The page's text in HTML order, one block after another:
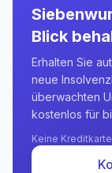
Blick
Erhalten Sie
neue
überwachten
kostenlos für
Keine